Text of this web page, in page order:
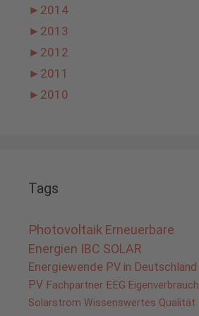
► 2014
► 2013
► 2012
► 2011
► 2010
Tags
Photovoltaik Erneuerbare
Energien IBC SOLAR
Energiewende PV in Deutschland
PV Fachpartner EEG Eigenverbrauch
Solarstrom Wissenswertes Qualität